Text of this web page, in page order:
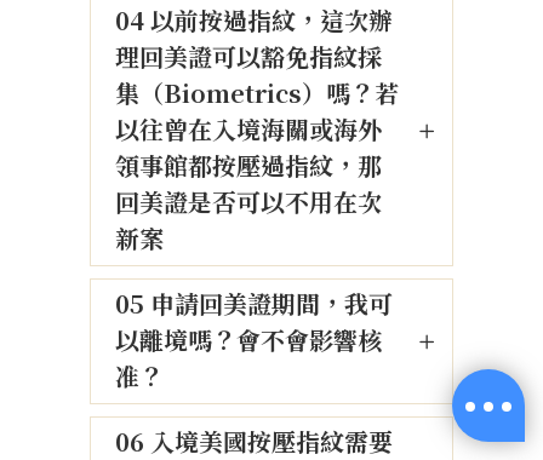
04 以前按過指紋，這次辦
理回美證可以豁免指紋採
集（Biometrics）嗎？若
以往曾在入境海關或海外
領事館都按壓過指紋，那
回美證是否可以不用在次
新案
05 申請回美證期間，我可
以離境嗎？會不會影響核
准？
06 入境美國按壓指紋需要